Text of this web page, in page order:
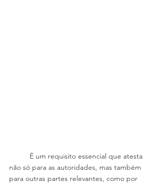
não só para as autoridades, mas também
para outras partes relevantes, como por